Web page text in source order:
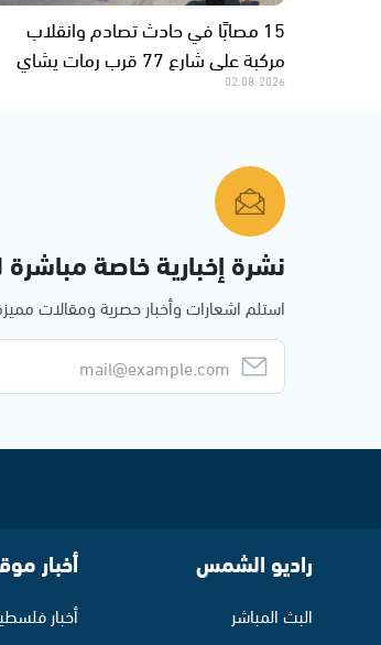
15 مصابًا في حادث تصادم وانقلاب
مركبة على شارع 77 قرب رمات يشاي
02.08.2026
نشرة إخبارية خاصة مباشرة
استلم اشعارات وأخبار حصرية ومقالات
راديو الشمس
البث المباشر
أخبار
أخبار